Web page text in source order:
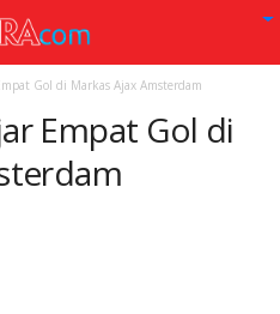
Gol di Markas Ajax Amsterdam
Empat Gol di